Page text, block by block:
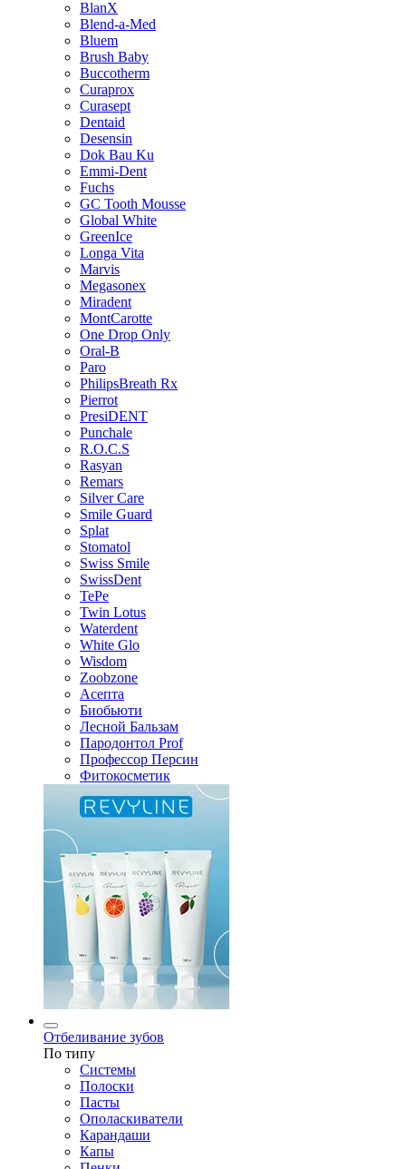
BlanX
Blend-a-Med
Bluem
Brush Baby
Buccotherm
Curaprox
Curasept
Dentaid
Desensin
Dok Bau Ku
Emmi-Dent
Fuchs
GC Tooth Mousse
Global White
GreenIce
Longa Vita
Marvis
Megasonex
Miradent
MontCarotte
One Drop Only
Oral-B
Paro
PhilipsBreath Rx
Pierrot
PresiDENT
Punchale
R.O.C.S
Rasyan
Remars
Silver Care
Smile Guard
Splat
Stomatol
Swiss Smile
SwissDent
TePe
Twin Lotus
Waterdent
White Glo
Wisdom
Zoobzone
Асепта
Биобьюти
Лесной Бальзам
Пародонтол Prof
Профессор Персин
Фитокосметик
Отбеливание зубов
По типу
Системы
Полоски
Пасты
Ополаскиватели
Карандаши
Капы